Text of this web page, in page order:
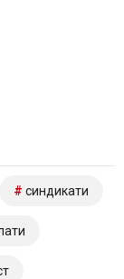
синдикати